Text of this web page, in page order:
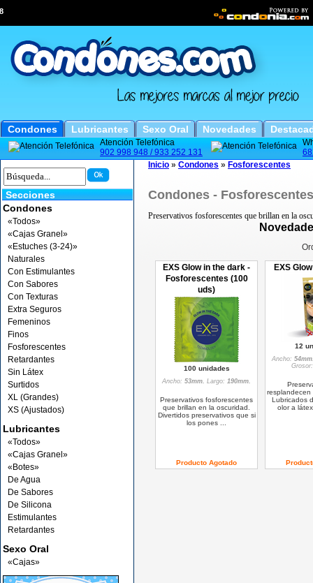
Condones Lubricantes Sexo Oral Novedades
Atención Telefónica
902 998 948 / 933 252 131
Secciones
Condones
«Todos»
«Cajas Granel»
«Estuches (3-24)»
Naturales
Con Estimulantes
Con Sabores
Con Texturas
Extra Seguros
Femeninos
Finos
Fosforescentes
Retardantes
Sin Látex
Surtidos
XL (Grandes)
XS (Ajustados)
Lubricantes
«Todos»
«Cajas Granel»
«Botes»
De Agua
De Sabores
De Silicona
Estimulantes
Retardantes
Sexo Oral
«Cajas»
Inicio » Condones » Fosforescentes
Condones - Fosforescentes
Preservativos fosforescentes que brillan en la
EXS Glow in the dark -
Fosforescentes (100
uds)
100 unidades
Ancho: 53mm. Largo: 190mm.
Preservativos fosforescentes
que brillan en la oscuridad.
Divertidos preservativos que si
los pones ...
Producto Agotado
EXS
12
Ancho:
resplandecen
Lubricados
olor a